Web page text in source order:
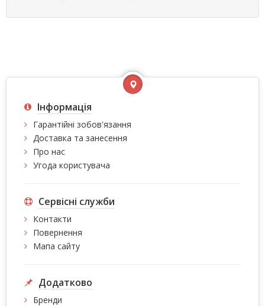
Інформація
Гарантійні зобов'язання
Доставка та занесення
Про нас
Угода користувача
Сервісні служби
Контакти
Повернення
Мапа сайту
Додатково
Бренди